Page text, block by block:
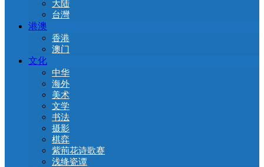
大陆
台灣
港澳
香港
澳门
文化
中华
海外
美术
文学
书法
摄影
棋弈
紫荊花诗歌赛
浅绛瓷谭